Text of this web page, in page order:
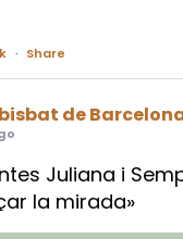
· Share
de
Juliana i
la mirada»